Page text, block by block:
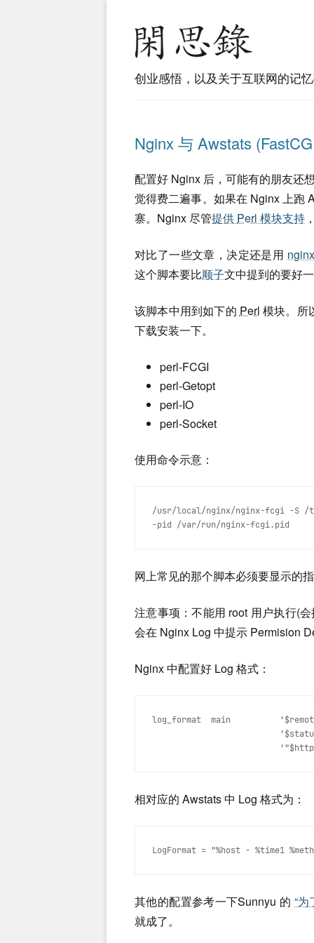
创业感悟，以及关于互联网的记
Nginx 与 Awstats
配置好 Nginx 后，可能有的朋友还
觉得费二遍事。如果在 Nginx 上跑
寨。Nginx 尽管提供 Perl 模块支持
对比了一些文章，决定还是用
这个脚本要比顺子文中提到的要好
该脚本中用到如下的 Perl 模块。所
下载安装一下。
perl-FCGI
perl-Getopt
perl-IO
perl-Socket
使用命令示意：
/usr/local/nginx/nginx-fcgi -S /
-pid /var/run/nginx-fcgi.pid
网上常见的那个脚本必须要显示的
注意事项：不能用 root 用户执行(
会在 Nginx Log 中提示 Permision
Nginx 中配置好 Log 格式：
log_format  main
相对应的 Awstats 中 Log 格式为：
LogFormat = "%host - %time1
其他的配置参考一下Sunnyu 的 “
就成了。